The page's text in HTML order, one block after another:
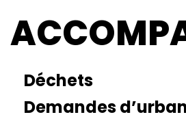
Déchets
Demandes